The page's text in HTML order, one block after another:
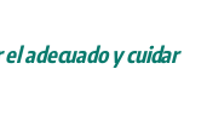
adecuado y cuidar